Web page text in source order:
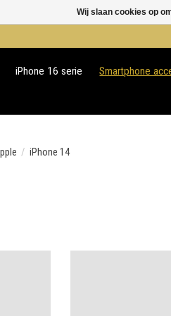
iPhone 16 serie Smartphone
/ iPhone 14
Wij slaan cookies op